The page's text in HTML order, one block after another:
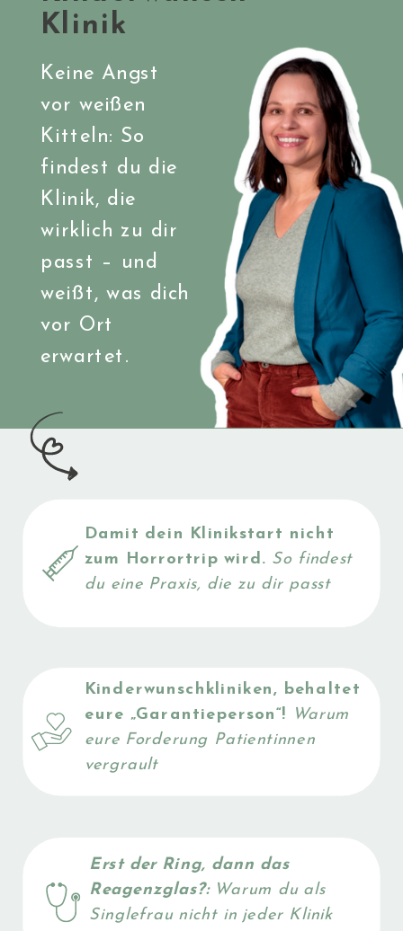
Keine Angst
vor weißen
Kitteln: So
findest du die
Klinik, die
wirklich zu dir
passt – und
weißt, was dich
vor Ort
erwartet.
Klinik
JETZT
LESEN
Damit dein Klinikstart nicht
zum Horrortrip wird. So findest
du eine Praxis, die zu dir passt
Erst der Ring, dann das
Reagenzglas?: Warum du als
Singlefrau nicht in jeder Klinik
Kinderwunschkliniken, behaltet
eure „Garantieperson“!
Warum
eure Forderung Patientinnen
vergrault